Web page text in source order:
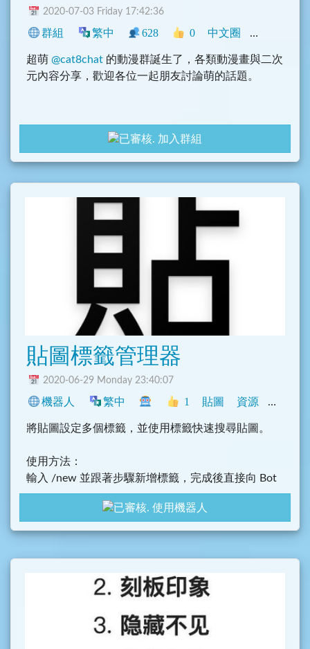
2020-07-03 Friday 17:42:36
群組 繁中 628 0 中文圈 影音
超萌 @cat8chat 的動漫群誕生了，各類動漫畫與二次
元內容分享，歡迎各位一起朋友討論萌的話題。
加入群組
貼圖標籤管理器
2020-06-29 Monday 23:40:07
機器人 繁中 1 貼圖 資源 中文圈
將貼圖設定多個標籤，並使用標籤快速搜尋貼圖。
使用方法：
輸入 /new 並跟著步驟新增標籤，完成後直接向 Bot
傳送設定後的標籤文字，Bot 就會回傳相對應的貼
Source: https://gitlab.com/weikeup/telegram-sticker-
使用機器人